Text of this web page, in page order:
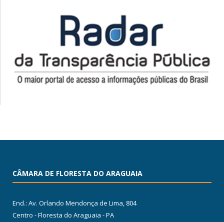
CÂMARA DE FLORESTA DO ARAGUAIA
End.: Av. Orlando Mendonça de Lima, 804
Centro - Floresta do Araguaia - PA